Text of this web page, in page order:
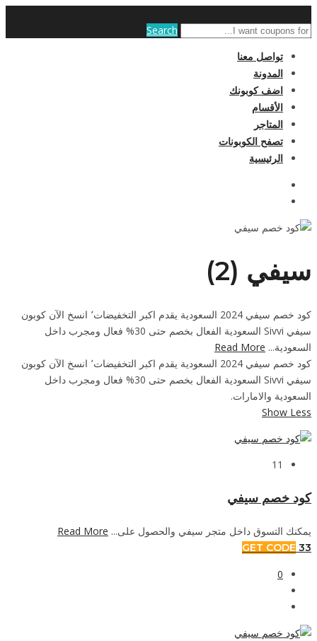
Search
تواصل معنا
المدونة
اضف كوبونك
الأقسام
المتاجر
تصفح الكوبونات
الرئيسية
سيفي (2)
كود خصم سيفي 2024 السعودية يقدم اكبر التخفيضات٬ انسخ الآن كوبون
سيفي Sivvi السعودية الفعال بخصم حتى 30% فعال ومجرب داخل
السعودية... Read More
كود خصم سيفي 2024 السعودية يقدم اكبر التخفيضات٬ انسخ الآن كوبون
سيفي Sivvi السعودية الفعال بخصم حتى 30% فعال ومجرب داخل
السعودية والامارات.
Show Less
11
كود خصم سيفي
يمكنك التسوق داخل متجر سيفي والحصول على... Read More
GET CODE 33
0